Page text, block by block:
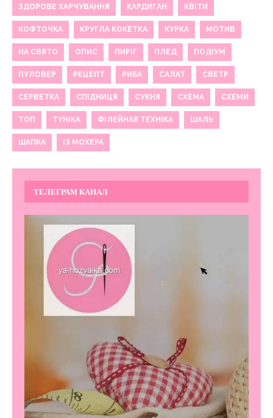
ЗДОРОВЕ ХАРЧУВАННЯ КАРДИГАН КВІТИ
КОФТОЧКА КРУГЛА КОКЕТКА КУРКА МОТИВ
НА СВЯТО ОПИС ПИРІГ ПЛЕД ПОДІУМ
ПУЛОВЕР РЕЦЕПТ РИБА САЛАТ СВЕТР
СЕРВЕТКА СПІДНИЦЯ СУКНЯ СХЕМА СХЕМИ
ТОП ТУНІКА ФІЛЕЙНАЯ ТЕХНІКА ШАЛЬ
ШАПКА ІЗ МОХЕРА
ТЕЛЕГРАМ КАНАЛ